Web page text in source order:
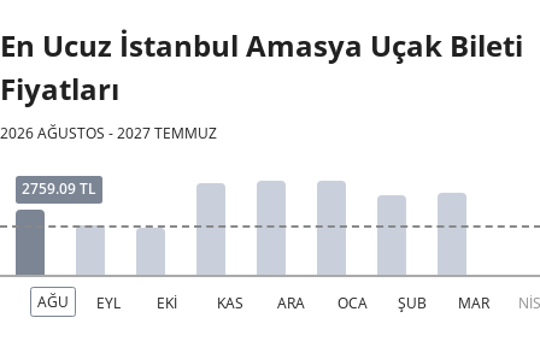
En Ucuz İstanbul Amasya Uçak Bileti
Fiyatları
2026 AĞUSTOS - 2027 TEMMUZ